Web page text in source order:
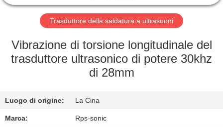
GIRO
DELLA
FABBRICA
CONTROLLO
QUALITÀ
Trasduttore della saldatura a ultrasuoni
Vibrazione di torsione longitudinale del
trasduttore ultrasonico di potere 30khz
di 28mm
Luogo di origine: La Cina
Marca: Rps-sonic